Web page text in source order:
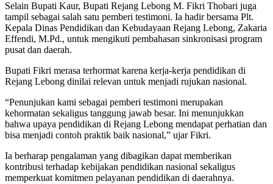
Selain Bupati Kaur, Bupati Rejang Lebong M. Fikri Thobari juga
tampil sebagai salah satu pemberi testimoni. Ia hadir bersama Plt.
Kepala Dinas Pendidikan dan Kebudayaan Rejang Lebong, Zakaria
Effendi, M.Pd., untuk mengikuti pembahasan sinkronisasi program
pusat dan daerah.
Bupati Fikri merasa terhormat karena kerja-kerja pendidikan di
Rejang Lebong dinilai relevan untuk menjadi rujukan nasional.
“Penunjukan kami sebagai pemberi testimoni merupakan
kehormatan sekaligus tanggung jawab besar. Ini menunjukkan
bahwa upaya pendidikan di Rejang Lebong mendapat perhatian dan
bisa menjadi contoh praktik baik nasional,” ujar Fikri.
Ia berharap pengalaman yang dibagikan dapat memberikan
kontribusi terhadap kebijakan pendidikan nasional sekaligus
memperkuat komitmen pelayanan pendidikan di daerahnya.